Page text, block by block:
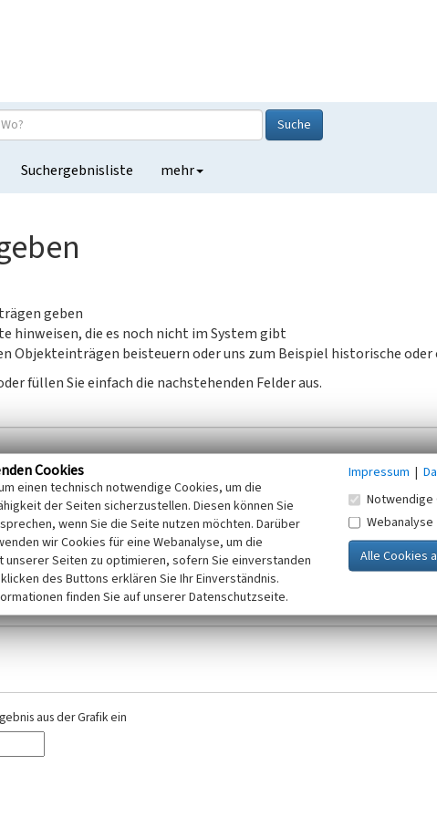
Suche
Suchergebnisliste mehr
geben
hinweisen, die es noch nicht im System gibt
Objekteinträgen beisteuern oder uns zum Beispiel historische oder
füllen Sie einfach die nachstehenden Felder aus.
E-Mail-Adresse. Ihre Angaben werden ausschließlich im Rahmen der KuLaDig-
des Telemediengesetzes, des Datenschutzgesetzes NRW und der seit
beachten Sie bitte unsere Hinweise zumDatenschutz
aus der Grafik ein
Cookies
einen technisch notwendige Cookies, um die
der Seiten sicherzustellen. Diesen können Sie
wenn Sie die Seite nutzen möchten. Darüber
wir Cookies für eine Webanalyse, um die
unserer Seiten zu optimieren, sofern Sie einverstanden
des Buttons erklären Sie Ihr Einverständnis.
finden Sie auf unserer Datenschutzseite.
Impressum |
Notwendige
Webanalyse